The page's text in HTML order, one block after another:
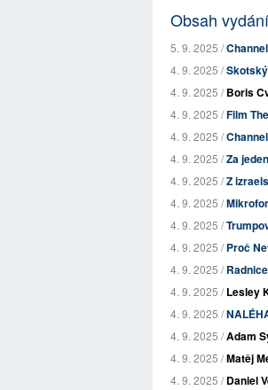
Obsah
5. 9. 2025 /
4. 9. 2025 /
4. 9. 2025 /Boris
4. 9. 2025 /Film
4. 9. 2025 /
4. 9. 2025 /Za
4. 9. 2025 /Z
4. 9. 2025 /
4. 9. 2025 /
4. 9. 2025 /Proč
4. 9. 2025 /
4. 9. 2025 /Lesley
4. 9. 2025 /
4. 9. 2025 /Adam
4. 9. 2025 /Matěj
4. 9. 2025 /Daniel